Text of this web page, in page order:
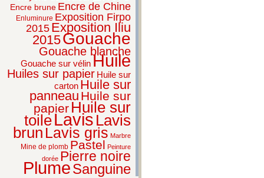
Encre brune Encre de Chine
Enluminure Exposition Firpo
2015 Exposition Iliu
2015Gouache
Gouache blanche
Gouache sur vélinHuile
Huiles sur papier Huile sur
carton Huile sur
panneau Huile sur
papier Huile sur
toileLavis Lavis
brun Lavis gris Marbre
Mine de plomb Pastel Peinture
dorée Pierre noire
PlumeSanguine